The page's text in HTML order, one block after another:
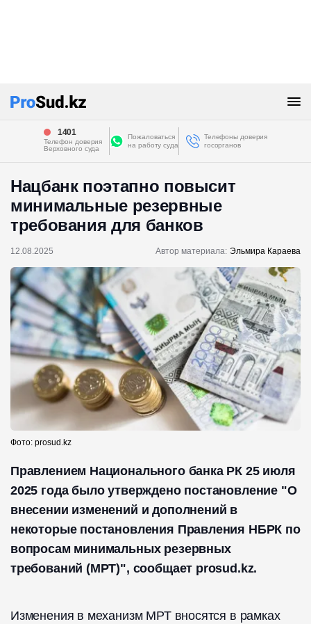
1401
Телефон доверия
Верховного суда
Пожаловаться
на работу суда
Телефоны доверия
госорганов
Нацбанк поэтапно повысит
минимальные резервные
требования для банков
12.08.2025 Автор материала: Эльмира Караева
Фото: prosud.kz
Правлением Национального банка РК 25 июля
2025 года было утверждено постановление "О
внесении изменений и дополнений в
некоторые постановления Правления НБРК по
вопросам минимальных резервных
требований (МРТ)", сообщает prosud.kz.
Изменения в механизм МРТ вносятся в рамках